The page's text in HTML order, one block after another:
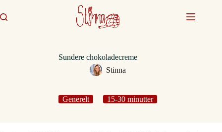
til
indhold
Sundere chokoladecreme
Stinna
Generelt 15-30 minutter